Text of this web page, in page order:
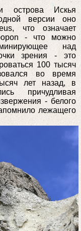
острова Искья
версии оно
что означает
- что можно
над
зрения - это
100 тысяч
во время
лет назад, в
причудливая
- белого
лежащего